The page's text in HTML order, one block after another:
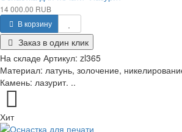
14 000.00 RUB
В корзину
Заказ в один клик
На складе Артикул: zl365
Материал: латунь, золочение,
Камень: лазурит. ..
Хит